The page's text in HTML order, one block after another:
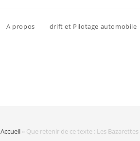
A propos drift et Pilotage automobile
Accueil » Que retenir de ce texte : Les